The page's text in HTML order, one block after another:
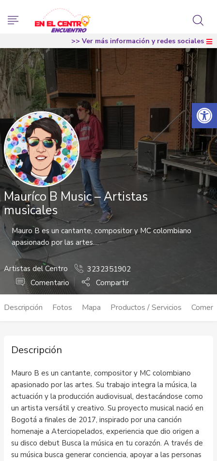
Abrir
>> Ver más información y redes sociales
Mauríco B Music – Artistas
musicales
Mauro B es un cantante, compositor y MC colombiano
apasionado por las artes....
Artistas del Centro
3232351902
Comentario
Compartir
Descripción Fotos Mapa Productos / Servicios
Descripción
Mauro B es un cantante, compositor y MC colombiano
apasionado por las artes. Su trabajo integra la música, la
actuación y la producción audiovisual, destacándose como
un artista versátil y creativo. Su proyecto musical nació en
Bogotá a finales de 2017, inspirado por una canción
homenaje a Aterciopelados, experiencia que dio origen a
su disco debut Busca la música en tu corazón. A través de
su música busca generar conciencia, apoyar a las personas